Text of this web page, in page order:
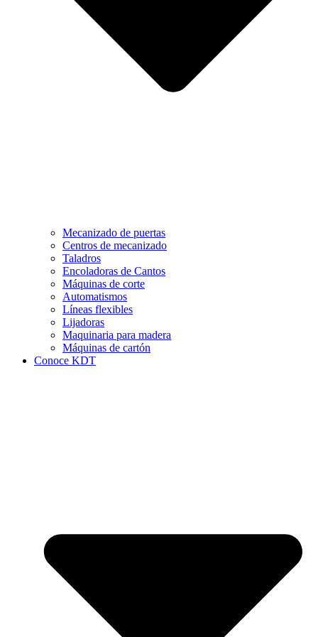
Mecanizado de puertas
Centros de mecanizado
Taladros
Encoladoras de Cantos
Máquinas de corte
Automatismos
Líneas flexibles
Lijadoras
Maquinaria para madera
Máquinas de cartón
Conoce KDT